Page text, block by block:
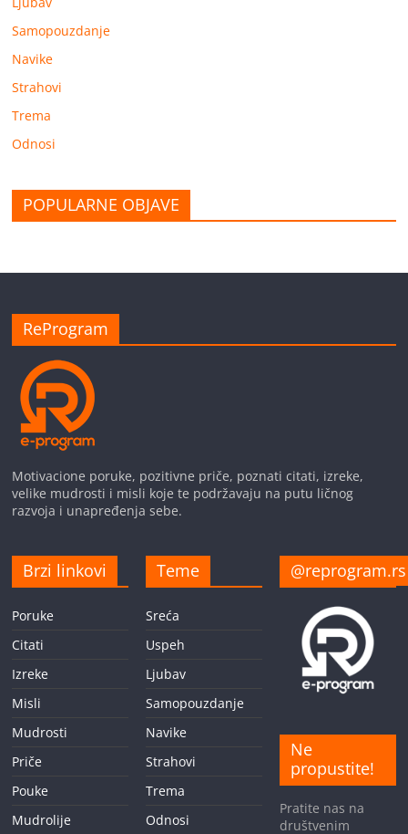
Samopouzdanje
Navike
Strahovi
Trema
Odnosi
POPULARNE OBJAVE
ReProgram
Motivacione poruke, pozitivne priče, poznati citati, izreke,
velike mudrosti i misli koje te podržavaju na putu ličnog
razvoja i unapređenja sebe.
Brzi linkovi
Poruke
Citati
Izreke
Misli
Mudrosti
Priče
Pouke
Mudrolije
Teme
Sreća
Uspeh
Ljubav
Samopouzdanje
Navike
Strahovi
Trema
Odnosi
@reprogram.rs
Ne
propustite!
Pratite nas na
društvenim